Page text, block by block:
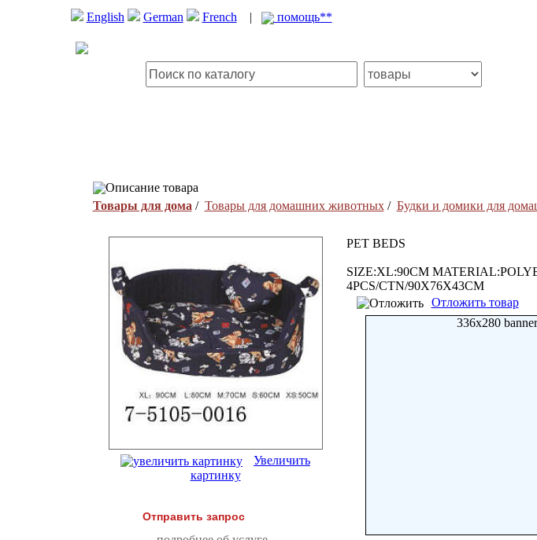
English German French | помощь**
Описание товара
Товары для дома / Товары для домашних животных/ Будки и домики для
Увеличить
картинку
Отправить запрос
PET BEDS
SIZE:XL:90CM
4PCS/CTN/90X76X43CM
Отложить товар
336x280 banner